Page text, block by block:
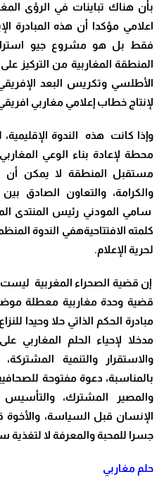
بأن هناك تباينات في الرؤى
اعلامي مؤكدا أن هذه المبادرة
فقط بل هو مشروع جيو
المنطقة المغاربية من التركيز
الأطلسي وتكريس البعد
لإنتاج خطاب إعلامي مغاربي
وإذا كانت هذه الندوة
محطة لإعادة بناء الوعي
مستقبل المنطقة لا يمكن أن
والكرامة، والتعاون الصادق
سامي المودني رئيس المنتدى
كلمته الافتتاحيةهفي الندوة
لحرية الإعلام.
إن قضية الصحراء المغربية
قضية وحدة مغاربية معطلة
مبادرة الحكم الذاتي حلا وحيدا
مدخلا لإحياء الحلم المغاربي
والاستقرار والتنمية
بالمناسبة، دعوة مفتوحة
والمصير المشترك،
الإنسان قبل السياسة، والأخوة
جسرا للمحبة والمعرفة لا لتغذية
حلم مغاربي